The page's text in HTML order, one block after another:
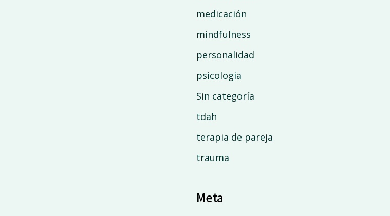
medicación
mindfulness
personalidad
psicologia
Sin categoría
tdah
terapia de pareja
trauma
Meta